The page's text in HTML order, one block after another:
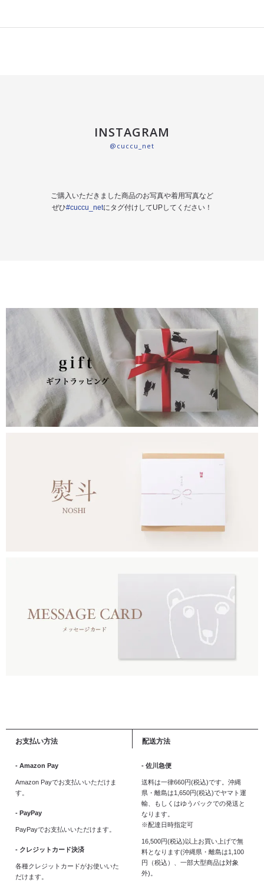
INSTAGRAM
@cuccu_net
ご購入いただきました商品のお写真や着用写真など
ぜひ#cuccu_netにタグ付けしてUPしてください！
お支払い方法
- Amazon Pay
Amazon Payでお支払いいただけま
す。
- PayPay
PayPayでお支払いいただけます。
- クレジットカード決済
各種クレジットカードがお使いいた
だけます。
配送方法
- 佐川急便
送料は一律660円(税込)です。沖縄
県・離島は1,650円(税込)でヤマト運
輸、もしくはゆうパックでの発送と
なります。
※配達日時指定可
16,500円(税込)以上お買い上げで無
料となります(沖縄県・離島は1,100
円（税込）、一部大型商品は対象
外)。